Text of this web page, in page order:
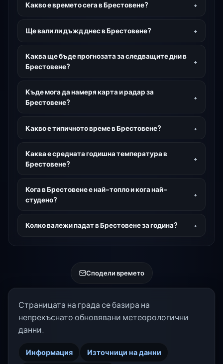
Какво е времето сега в Брестовене?
Ще вали ли дъжд днес в Брестовене?
Каква ще бъде прогнозата за следващите дни в
Брестовене?
Къде мога да намеря карта и радар за
Брестовене?
Какво е типичното време в Брестовене?
Каква е средната годишна температура в
Брестовене?
Кога в Брестовене е най-топло и кога най-
студено?
Колко валежи падат в Брестовене за година?
Сподели времето
Страницата на града се базира на
непрекъснато обновявани метеорологични
данни.
Информация Източници на данни